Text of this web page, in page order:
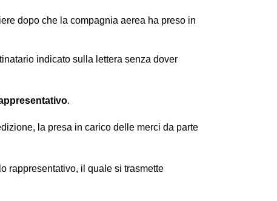
dopo che la compagnia aerea ha preso in
indicato sulla lettera senza dover
.
la presa in carico delle merci da parte
rappresentativo, il quale si trasmette